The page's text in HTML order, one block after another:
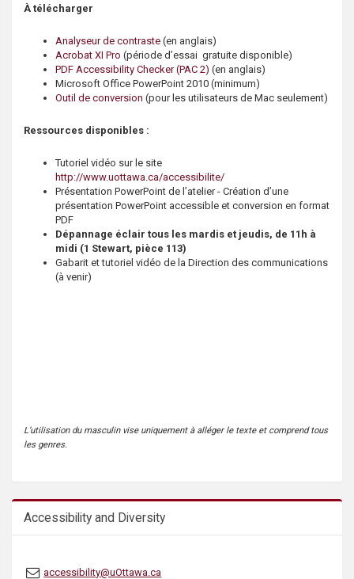
À télécharger
Analyseur de contraste (en anglais)
Acrobat XI Pro (période d’essai gratuite disponible)
PDF Accessibility Checker (PAC 2) (en anglais)
Microsoft Office PowerPoint 2010 (minimum)
Outil de conversion (pour les utilisateurs de Mac seulement)
Ressources disponibles :
Tutoriel vidéo sur le site
http://www.uottawa.ca/accessibilite/
Présentation PowerPoint de l’atelier - Création d’une
présentation PowerPoint accessible et conversion en format
PDF
Dépannage éclair tous les mardis et jeudis, de 11h à
midi (1 Stewart, pièce 113)
Gabarit et tutoriel vidéo de la Direction des communications
(à venir)
L’utilisation du masculin vise uniquement à alléger le texte et comprend tous
les genres.
Accessibility and Diversity
accessibility@uOttawa.ca